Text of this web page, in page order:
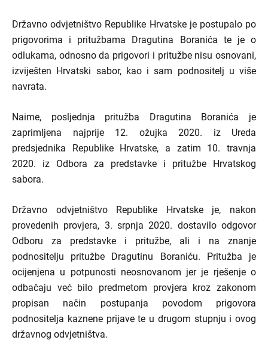
Državno odvjetništvo Republike Hrvatske je postupalo po
prigovorima i pritužbama Dragutina Boranića te je o
odlukama, odnosno da prigovori i pritužbe nisu osnovani,
izviješten Hrvatski sabor, kao i sam podnositelj u više
navrata.
Naime, posljednja pritužba Dragutina Boranića je
zaprimljena najprije 12. ožujka 2020. iz Ureda
predsjednika Republike Hrvatske, a zatim 10. travnja
2020. iz Odbora za predstavke i pritužbe Hrvatskog
sabora.
Državno odvjetništvo Republike Hrvatske je, nakon
provedenih provjera, 3. srpnja 2020. dostavilo odgovor
Odboru za predstavke i pritužbe, ali i na znanje
podnositelju pritužbe Dragutinu Boraniću. Pritužba je
ocijenjena u potpunosti neosnovanom jer je rješenje o
odbačaju već bilo predmetom provjera kroz zakonom
propisan način postupanja povodom prigovora
podnositelja kaznene prijave te u drugom stupnju i ovog
državnog odvjetništva.